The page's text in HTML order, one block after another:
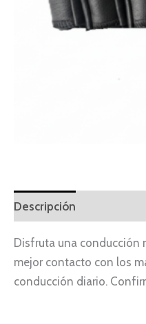
Descripción
Disfruta una conducción
mejor contacto con los
conducción diario.